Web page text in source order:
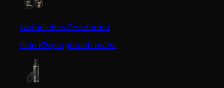
Natürliches Deodorant
Kein Körpergeruch mehr.